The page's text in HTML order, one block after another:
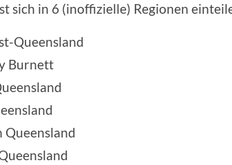
sich in 6 (inoffizielle) Regionen
Queensland
Burnett
Queensland